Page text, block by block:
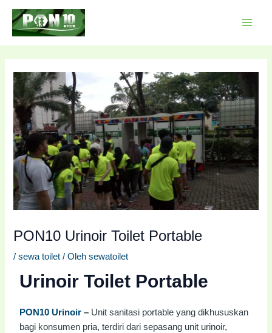
konten
PON10 Urinoir Toilet Portable
/sewa toilet / Olehsewatoilet
Urinoir Toilet Portable
PON10 Urinoir – Unit sanitasi portable yang dikhususkan
bagi konsumen pria, terdiri dari sepasang unit urinoir,
navigation